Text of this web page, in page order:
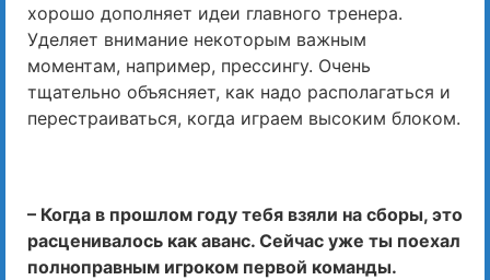
хорошо дополняет идеи главного тренера.
Уделяет внимание некоторым важным
моментам, например, прессингу. Очень
тщательно объясняет, как надо располагаться и
перестраиваться, когда играем высоким блоком.
– Когда в прошлом году тебя взяли на сборы, это
расценивалось как аванс. Сейчас уже ты поехал
полноправным игроком первой команды.